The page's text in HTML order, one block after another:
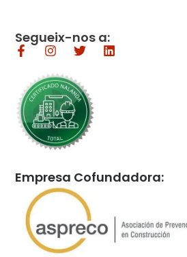
Segueix-nos a:
Empresa Cofundadora: